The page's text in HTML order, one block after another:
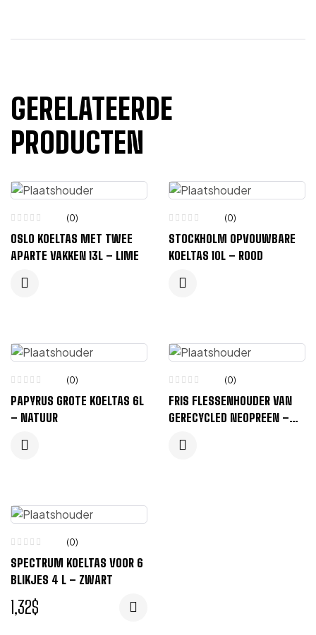
GERELATEERDE
PRODUCTEN
(0)
OSLO KOELTAS MET TWEE
APARTE VAKKEN 13L – LIME
(0)
STOCKHOLM OPVOUWBARE
KOELTAS 10L – ROOD
(0)
PAPYRUS GROTE KOELTAS 6L
– NATUUR
(0)
FRIS FLESSENHOUDER VAN
GERECYCLED NEOPREEN –
(0)
SPECTRUM KOELTAS VOOR 6
BLIKJES 4 L – ZWART
1,32$